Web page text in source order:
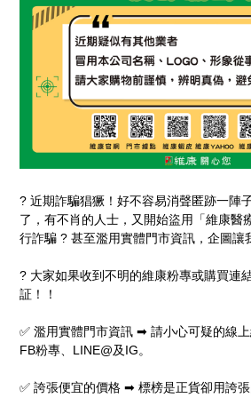
? 近期詐騙猖獗！好不容易消聲匿跡一陣
了，有不肖的人士，又開始盜用「維康醫
行詐騙 ? 甚至濫用實體門市資訊，企圖讓
? 大家如果收到不明的維康粉專或購買連
証！！
✅ 濫用實體門市資訊 ➡ 請小心可疑的線
FB粉專、LINE@及IG。
✅ 誇張便宜的價格 ➡ 標榜是正貨卻用誇張